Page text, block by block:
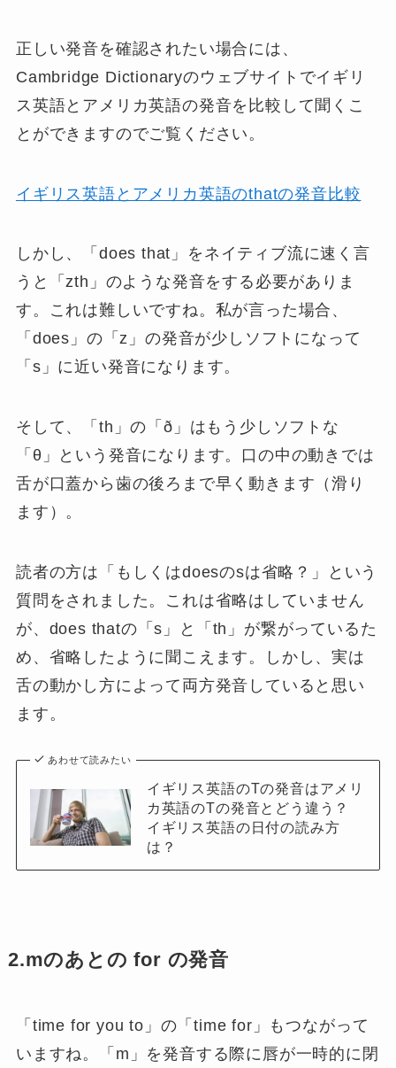
正しい発音を確認されたい場合には、
Cambridge Dictionaryのウェブサイトでイギリ
ス英語とアメリカ英語の発音を比較して聞くこ
とができますのでご覧ください。
イギリス英語とアメリカ英語のthatの発音比較
しかし、「does that」をネイティブ流に速く言
うと「zth」のような発音をする必要がありま
す。これは難しいですね。私が言った場合、
「does」の「z」の発音が少しソフトになって
「s」に近い発音になります。
そして、「th」の「ð」はもう少しソフトな
「θ」という発音になります。口の中の動きでは
舌が口蓋から歯の後ろまで早く動きます（滑り
ます）。
読者の方は「もしくはdoesのsは省略？」という
質問をされました。これは省略はしていません
が、does thatの「s」と「th」が繋がっているた
め、省略したように聞こえます。しかし、実は
舌の動かし方によって両方発音していると思い
ます。
あわせて読みたい
イギリス英語のTの発音はアメリ
カ英語のTの発音とどう違う？
イギリス英語の日付の読み方
は？
2.mのあとの for の発音
「time for you to」の「time for」もつながって
いますね。「m」を発音する際に唇が一時的に閉